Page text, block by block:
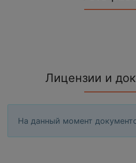
Лицензии и
На данный момент